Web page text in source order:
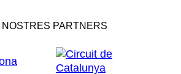
NOSTRES PARTNERS